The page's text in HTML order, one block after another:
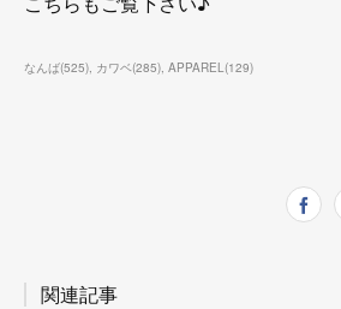
なんば(525) カワベ(285) APPAREL(129)
関連記事